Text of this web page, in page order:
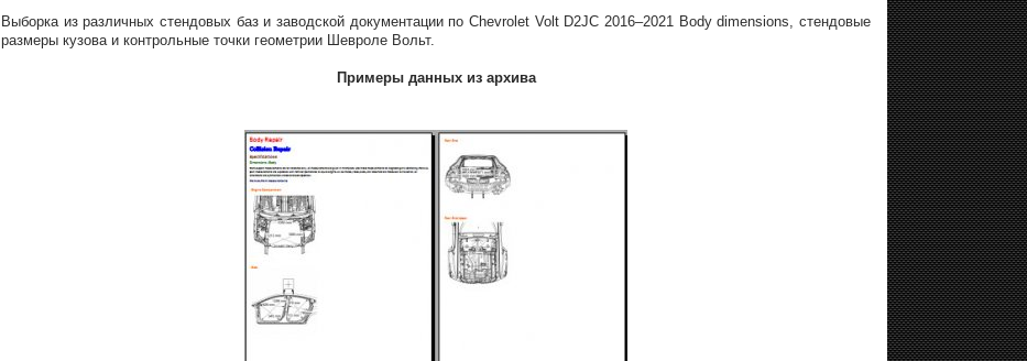
Выборка из различных стендовых баз и заводской документации по Chevrolet Volt D2JC 2016–2021 Body dimensions, стендовые
размеры кузова и контрольные точки геометрии Шевроле Вольт.
Примеры данных из архива